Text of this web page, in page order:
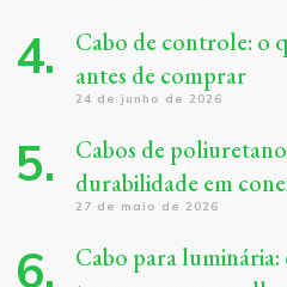
Cabo de controle: o
antes de comprar
24 de junho de 2026
Cabos de
durabilidade em
27 de maio de 2026
Cabo para